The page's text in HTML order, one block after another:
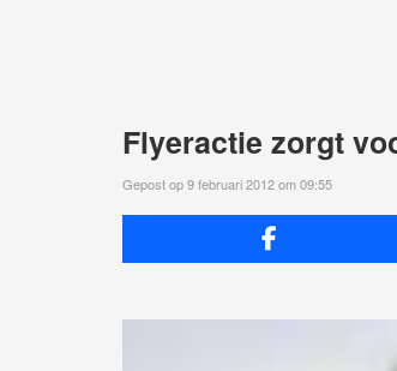
Flyeractie zorgt
Gepost op 9 februari 2012 om 09:55